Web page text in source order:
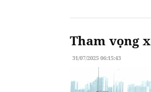
Tham vọng
31/07/2025 06:15:43